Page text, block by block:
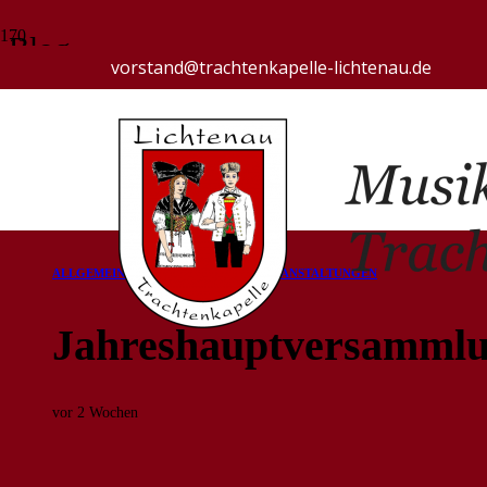
vorstand@trachtenkapelle-lichtenau.de
Blog
Jahreshauptversammlung
ALLGEMEINAUFTRITTE BERICHTEVERANSTALTUNGEN
vor 2 Wochen